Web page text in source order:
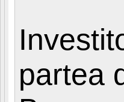
partea